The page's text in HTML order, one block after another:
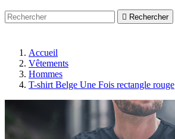
 Rechercher
Accueil
Vêtements
Hommes
T-shirt Belge Une Fois rectangle rouge